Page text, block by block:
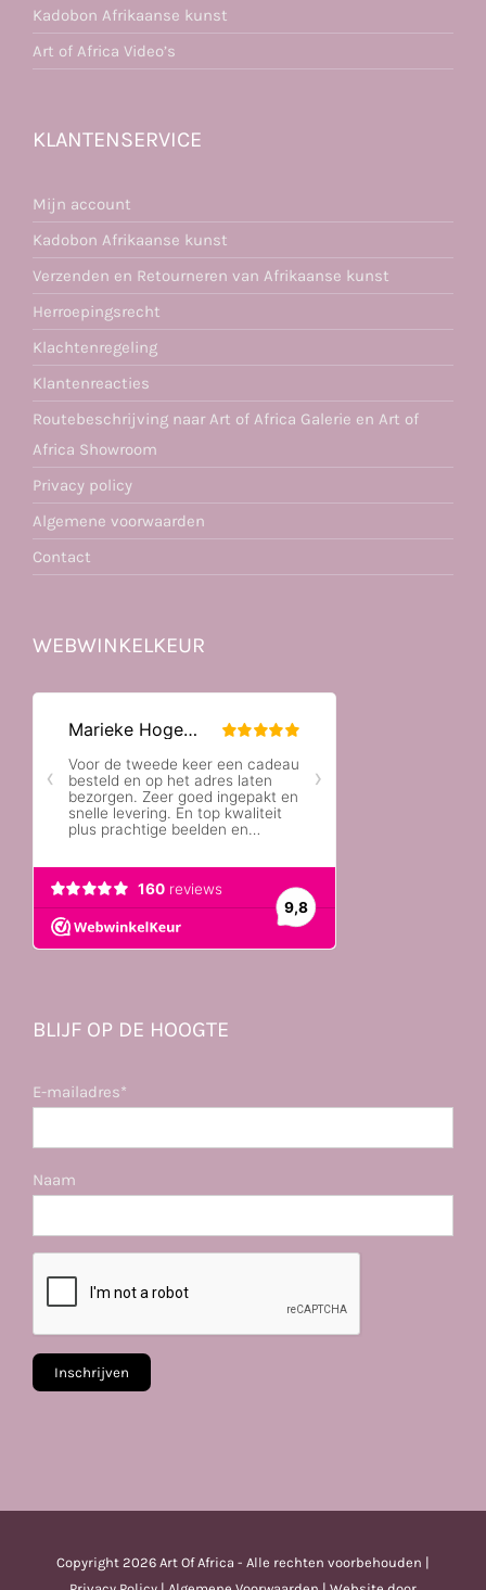
Kadobon Afrikaanse kunst
Art of Africa Video’s
KLANTENSERVICE
Mijn account
Kadobon Afrikaanse kunst
Verzenden en Retourneren van Afrikaanse kunst
Herroepingsrecht
Klachtenregeling
Klantenreacties
Routebeschrijving naar Art of Africa Galerie en Art of
Africa Showroom
Privacy policy
Algemene voorwaarden
Contact
WEBWINKELKEUR
BLIJF OP DE HOOGTE
E-mailadres*
Naam
Copyright 2026 Art Of Africa - Alle rechten voorbehouden |